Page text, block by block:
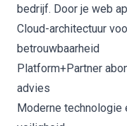
bedrijf. Door je web
Cloud-architectuur
betrouwbaarheid
Platform+Partner
advies
Moderne technologie